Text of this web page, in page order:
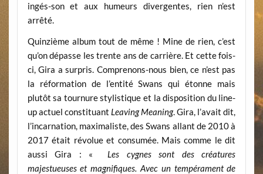
ingés-son et aux humeurs divergentes, rien n’est
arrêté.
Quinzième album tout de même ! Mine de rien, c’est
qu’on dépasse les trente ans de carrière. Et cette fois-
ci, Gira a surpris. Comprenons-nous bien, ce n’est pas
la réformation de l’entité Swans qui étonne mais
plutôt sa tournure stylistique et la disposition du line-
up actuel constituant Leaving Meaning. Gira, l’avait dit,
l’incarnation, maximaliste, des Swans allant de 2010 à
2017 était révolue et consumée. Mais comme le dit
aussi Gira : « Les cygnes sont des créatures
majestueuses et magnifiques. Avec un tempérament de